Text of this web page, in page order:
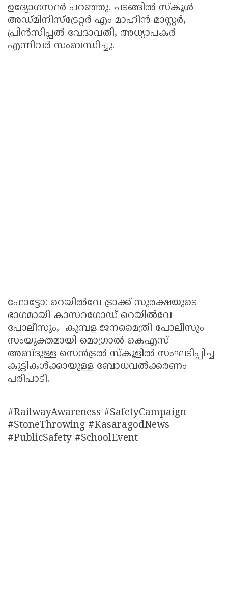
ഉദ്യോഗസ്ഥർ പറഞ്ഞു. ചടങ്ങിൽ സ്കൂൾ
അഡ്മിനിസ്ട്രേറ്റർ എം മാഹിൻ മാസ്റ്റർ,
പ്രിൻസിപ്പൽ വേദാവതി, അധ്യാപകർ
എന്നിവർ സംബന്ധിച്ചു.
ഫോട്ടോ: റെയിൽവേ ട്രാക്ക് സുരക്ഷയുടെ
ഭാഗമായി കാസറഗോഡ് റെയിൽവേ
പോലീസും, കുമ്പള ജനമൈത്രി പോലീസും
സംയുക്തമായി മൊഗ്രാൽ കെഎസ്
അബ്ദുള്ള സെൻട്രൽ സ്കൂളിൽ സംഘടിപ്പിച്ച
കുട്ടികൾക്കായുള്ള ബോധവൽക്കരണം
പരിപാടി.
#RailwayAwareness #SafetyCampaign
#StoneThrowing #KasaragodNews
#PublicSafety #SchoolEvent